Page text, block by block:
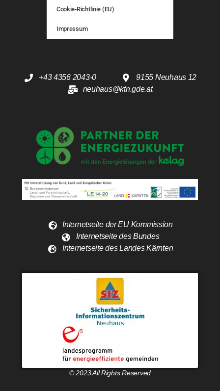
Cookie-Richtlinie (EU)
Impressum
+43 4356 2043-0
9155 Neuhaus 12
neuhaus@ktn.gde.at
Internetseite der EU Kommission
Internetseite des Bundes
Internetseite des Landes Kärnten
© 2023 All Rights Reserved